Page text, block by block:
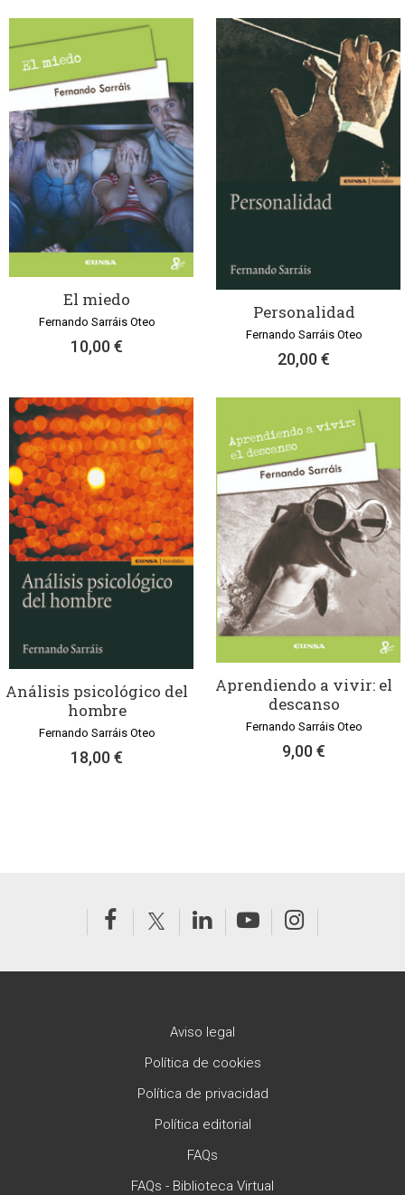
El miedo
Fernando Sarráis Oteo
10,00 €
Personalidad
Fernando Sarráis Oteo
20,00 €
Análisis psicológico del
hombre
Fernando Sarráis Oteo
18,00 €
Aprendiendo a vivir: el
descanso
Fernando Sarráis Oteo
9,00 €
Aviso legal
Política de cookies
Política de privacidad
Política editorial
FAQs
FAQs - Biblioteca Virtual